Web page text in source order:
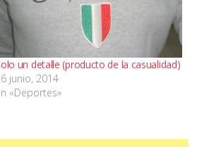
un detalle (producto de la casualidad)
junio, 2014
«Deportes»